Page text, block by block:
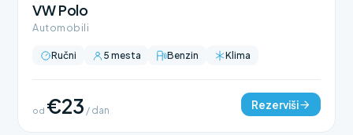
VW Polo
Automobili
Ručni 5 mesta Benzin Klima
od €23 / dan Rezerviši